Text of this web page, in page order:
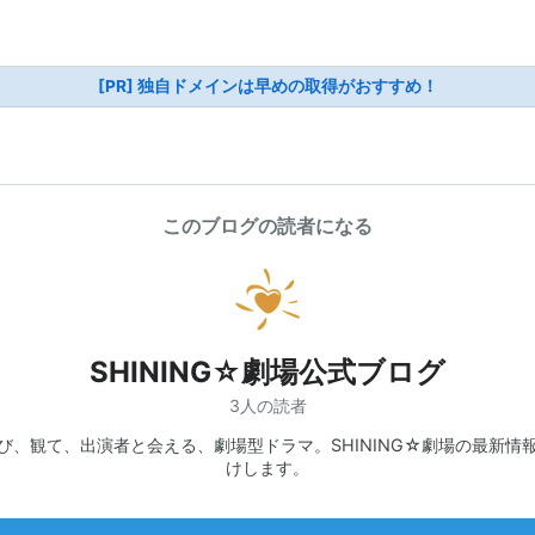
[PR] 独自ドメインは早めの取得がおすすめ！
このブログの読者になる
SHINING☆劇場公式ブログ
3人の読者
、観て、出演者と会える、劇場型ドラマ。SHINING☆劇場の最新情
けします。